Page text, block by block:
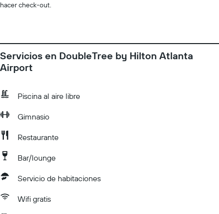
hacer check-out.
Servicios en DoubleTree by Hilton Atlanta
Airport
Piscina al aire libre
Gimnasio
Restaurante
Bar/lounge
Servicio de habitaciones
Wifi gratis